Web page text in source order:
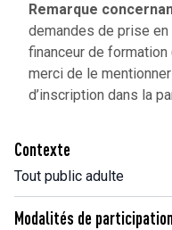
Contexte
Tout public adulte
Modalités de
Remarque
demandes de prise en
financeur de formation
merci de le
d’inscription dans la